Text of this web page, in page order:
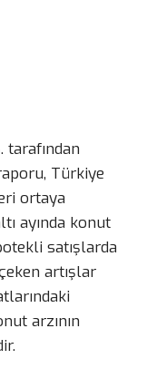
tarafından
Türkiye
ortaya
ayında konut
satışlarda
artışlar
arzının